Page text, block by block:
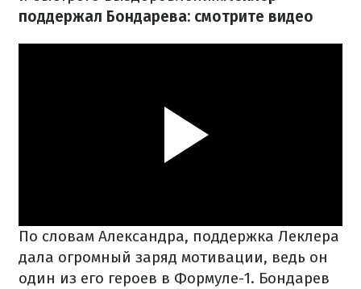
поддержал Бондарева: смотрите видео
По словам Александра, поддержка Леклера
дала огромный заряд мотивации, ведь он
один из его героев в Формуле-1. Бондарев